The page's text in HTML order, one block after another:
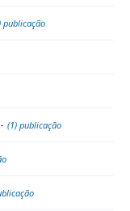
publicação
(1) publicação